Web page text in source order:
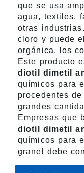
que se usa
agua, textiles,
otras
cloro y puede
orgánica, los
Este producto
diotil dimetil
químicos para
procedentes
grandes
Empresas que
diotil dimetil
químicos para
granel debe